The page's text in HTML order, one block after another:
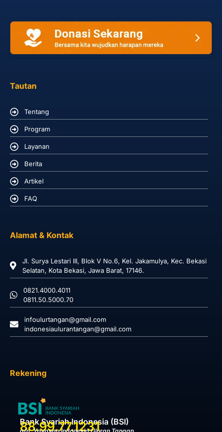
Tautan
Tentang
Program
Layanan
Berita
Artikel
FAQ
Alamat & Kontak
Jl. Surya Lestari III, Blok V No.6, Kel. Jakamulya, Kec. Bekasi
Selatan, Kota Bekasi, Jawa Barat, 17146.
0821.4000.4011
0811.50.5000.70
infoulurtangan@gmail.com
indonesiaulurantangan@gmail.com
Rekening
Bank Syariah Indonesia (BSI)
88.99.77.1231